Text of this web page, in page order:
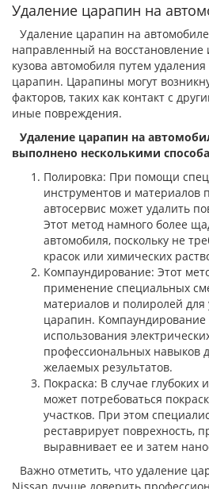
Удаление царапин на
Удаление царапин на
направленный на
кузова автомобиля путем
царапин. Царапины могут
факторов, таких как контакт с
иные повреждения.
Удаление царапин на
выполнено несколькими
Полировка: При помощи
инструментов и материалов
автосервис может удалить
Этот метод намного более
автомобиля, поскольку не
красок или химических
Компаундирование: Этот
применение специальных
материалов и полиролей для
царапин. Компаундирование
использования
профессиональных навыков
желаемых результатов.
Покраска: В случае
может потребоваться
участков. При этом
реставрирует поврехность,
выравнивает ее и затем
Важно отметить, что удаление